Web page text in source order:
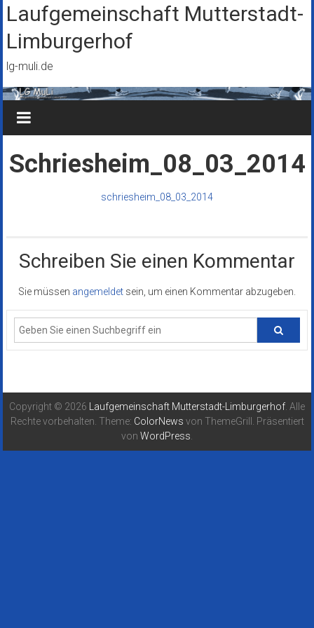
Zum
Inhalt
springen
Laufgemeinschaft Mutterstadt-
Limburgerhof
lg-muli.de
Schriesheim_08_03_2014
schriesheim_08_03_2014
Schreiben Sie einen Kommentar
Sie müssen angemeldet sein, um einen Kommentar abzugeben.
Copyright © 2026 Laufgemeinschaft Mutterstadt-Limburgerhof . Alle
Rechte vorbehalten. Theme: ColorNews von ThemeGrill. Präsentiert
von WordPress